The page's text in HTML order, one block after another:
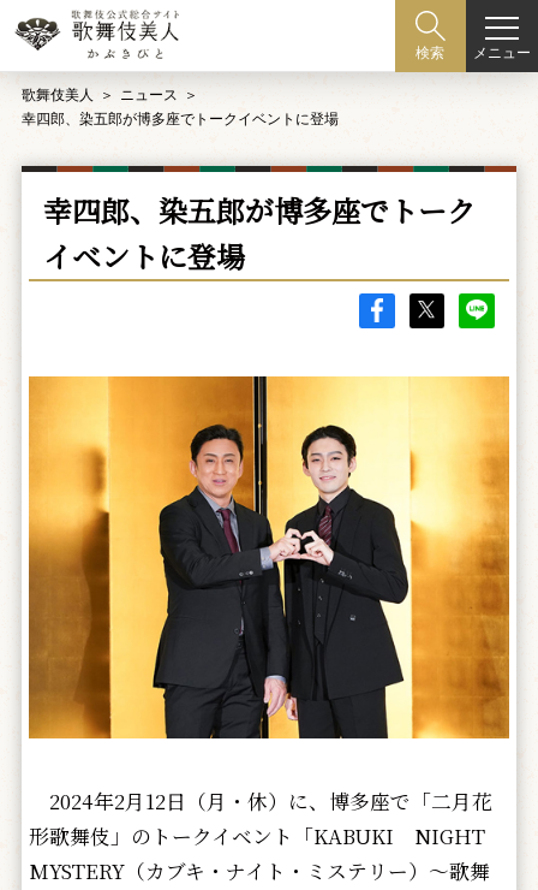
検索 メニュー
歌舞伎美人
ニュース
幸四郎、染五郎が博多座でトークイベントに登場
幸四郎、染五郎が博多座でトーク
イベントに登場
2024年2月12日（月・休）に、博多座で「二月花
形歌舞伎」のトークイベント「KABUKI NIGHT
MYSTERY（カブキ・ナイト・ミステリー）～歌舞